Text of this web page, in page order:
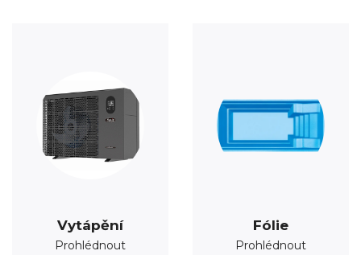
Vytápění
Prohlédnout
Fólie
Prohlédnout